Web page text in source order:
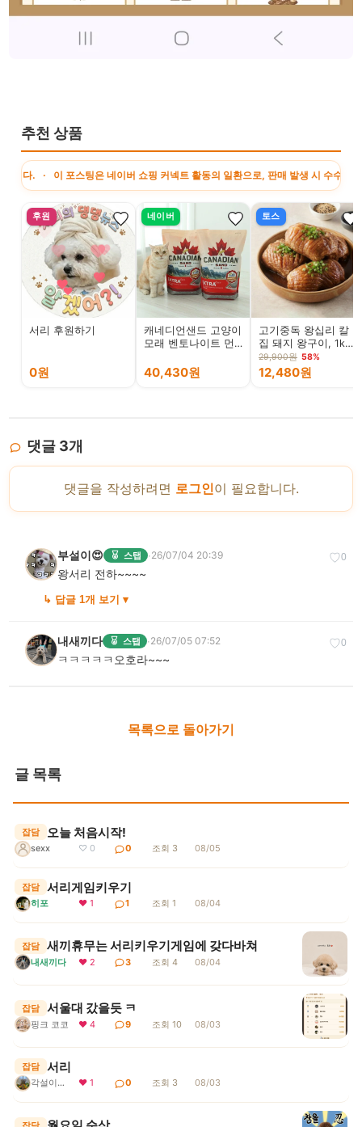
추천 상품
포스팅은 네이버 쇼핑 커넥트 활동의 일환으로, 판매 발생 시 수수료를 제
후원
서리 후원하기
0원
네이버
캐네디언샌드 고양이
모래 벤토나이트 먼
개
40,430원
토스
고기중독 왕십리 칼
집 돼지 왕구이, 1kg,
1팩
29,900원 58%
12,480원
댓글 3개
댓글을 작성하려면 로그인이 필요합니다.
♡0
부설이😍 스탭 ·26/07/04 20:39
왕서리 전하~~~~
↳ 답글 1개 보기 ▾
♡0
내새끼다 스탭 ·26/07/05 07:52
ㅋㅋㅋㅋㅋ오호라~~~
목록으로 돌아가기
글 목록
잡담 오늘 처음시작!
sexx ♡ 0 0 조회 3 08/05
잡담 서리게임키우기
히포 ❤ 1 1 조회 1 08/04
잡담 새끼휴무는 서리키우기게임에 갖다바쳐
내새끼다 ❤ 2 3 조회 4 08/04
잡담 서울대 갔을듯 ㅋ
핑크 코코 ❤ 4 9 조회 10 08/03
잡담 서리
각설이지요 ❤ 1 0 조회 3 08/03